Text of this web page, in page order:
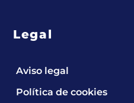
Legal
Aviso legal
Política de cookies